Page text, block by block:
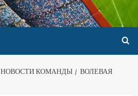
НОВОСТИ КОМАНДЫ
ВОЛЕВАЯ